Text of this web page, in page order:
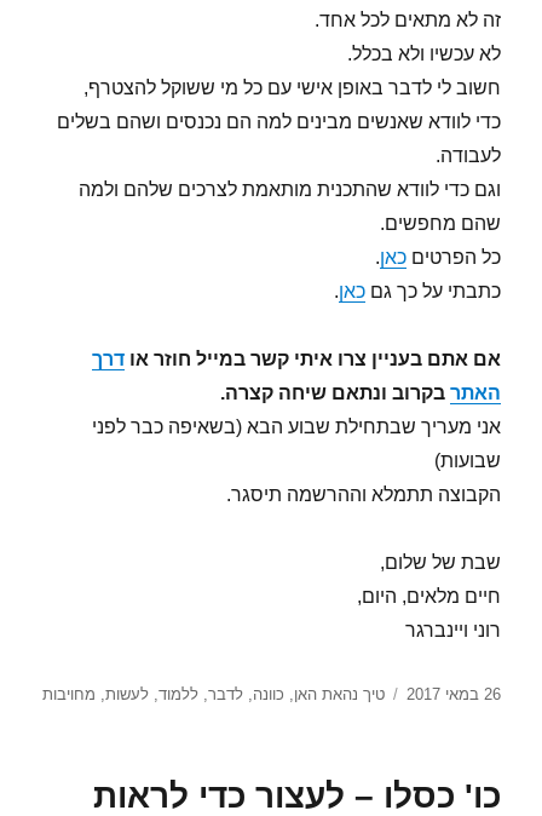
זה לא מתאים לכל אחד.
לא עכשיו ולא בכלל.
חשוב לי לדבר באופן אישי עם כל מי ששוקל להצטרף,
כדי לוודא שאנשים מבינים למה הם נכנסים ושהם בשלים
לעבודה.
וגם כדי לוודא שהתכנית מותאמת לצרכים שלהם ולמה
שהם מחפשים.
כל הפרטיםכאן.
כתבתי על כך גםכאן.
אם אתם בעניין צרו איתי קשר במייל חוזר אודרך
האתר בקרוב ונתאם שיחה קצרה.
אני מעריך שבתחילת שבוע הבא (בשאיפה כבר לפני
שבועות)
הקבוצה תתמלא וההרשמה תיסגר.
שבת של שלום,
חיים מלאים, היום,
רוני ויינברגר
פורסם
26 במאי 2017 תגיות
טיך נהאת האן, כוונה,לדבר,ללמוד,לעשות, מחויבות
כו' כסלו – לעצור כדי לראות